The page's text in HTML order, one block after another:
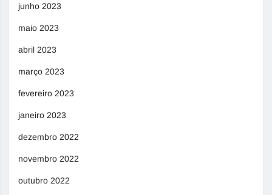
junho 2023
maio 2023
abril 2023
março 2023
fevereiro 2023
janeiro 2023
dezembro 2022
novembro 2022
outubro 2022